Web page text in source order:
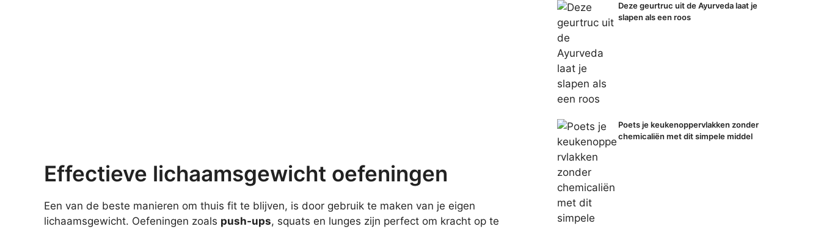
Effectieve lichaamsgewicht oefeningen
Een van de beste manieren om thuis fit te blijven, is door gebruik te maken van je eigen
lichaamsgewicht. Oefeningen zoals push-ups, squats en lunges zijn perfect om kracht op te
Deze geurtruc uit de Ayurveda laat je
slapen als een roos
Poets je keukenoppervlakken zonder
chemicaliën met dit simpele middel